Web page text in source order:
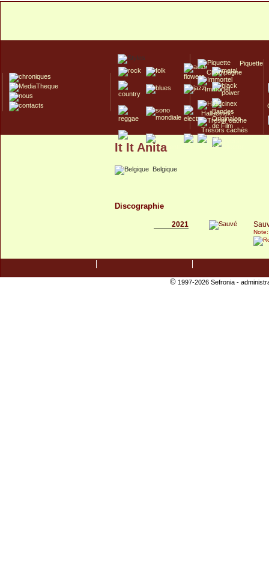
Piquette
Champagne
Immortel
Hallucinex!
Trésors cachés
Culte/Collector
It It Anita
Belgique
Discographie
2021
©1997-2026 Sefronia -